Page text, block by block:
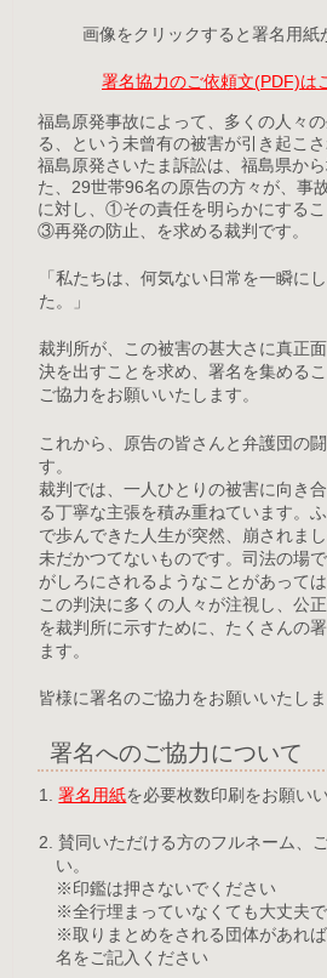
画像をクリックすると署名用紙
署名協力のご依頼文(PDF)は
福島原発事故によって、多くの人々
る、という未曾有の被害が引き起こさ
福島原発さいたま訴訟は、福島県か
た、29世帯96名の原告の方々が、事
に対し、①その責任を明らかにする
③再発の防止、を求める裁判です。
「私たちは、何気ない日常を一瞬に
た。」
裁判所が、この被害の甚大さに真正
決を出すことを求め、署名を集める
ご協力をお願いいたします。
これから、原告の皆さんと弁護団の
す。
裁判では、一人ひとりの被害に向き
る丁寧な主張を積み重ねています。
で歩んできた人生が突然、崩されま
未だかつてないものです。司法の場
がしろにされるようなことがあっては
この判決に多くの人々が注視し、公
を裁判所に示すために、たくさんの
ます。
皆様に署名のご協力をお願いいたしま
署名へのご協力について
1.署名用紙を必要枚数印刷をお願い
2. 賛同いただける方のフルネーム、
い。
※印鑑は押さないでください
※全行埋まっていなくても大丈夫
※取りまとめをされる団体があれ
名をご記入ください